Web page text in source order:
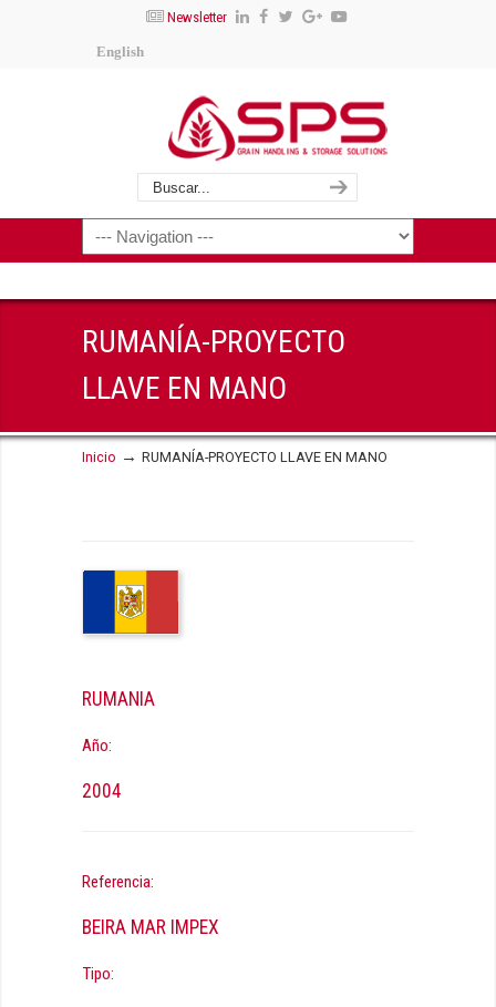
Newsletter
English
RUMANÍA-PROYECTO
LLAVE EN MANO
Inicio → RUMANÍA-PROYECTO LLAVE EN MANO
RUMANIA
Año:
2004
Referencia:
BEIRA MAR IMPEX
Tipo: